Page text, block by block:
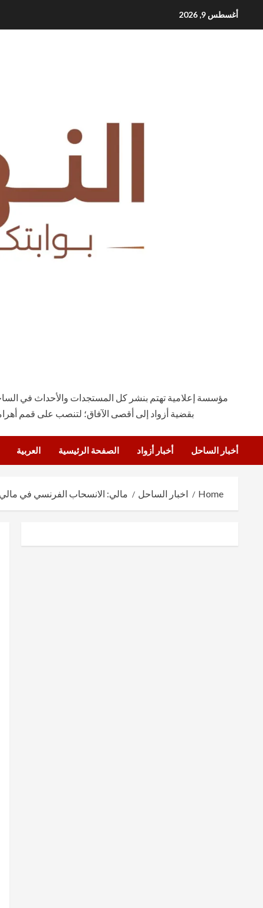
أغسطس 9, 2026
مؤسسة إعلامية تهتم بنشر كل المستجدات والأحداث في
بقضية أزواد إلى أقصى الآفاق؛ لتنصب على قمم
أخبار الساحل أخبار أزواد الصفحة الرئيسية العربية
Home اخبار الساحل مالي: الانسحاب الفرنسي في